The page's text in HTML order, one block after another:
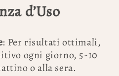
d’Uso
: Per risultati ottimali,
ogni giorno, 5-10
o alla sera.